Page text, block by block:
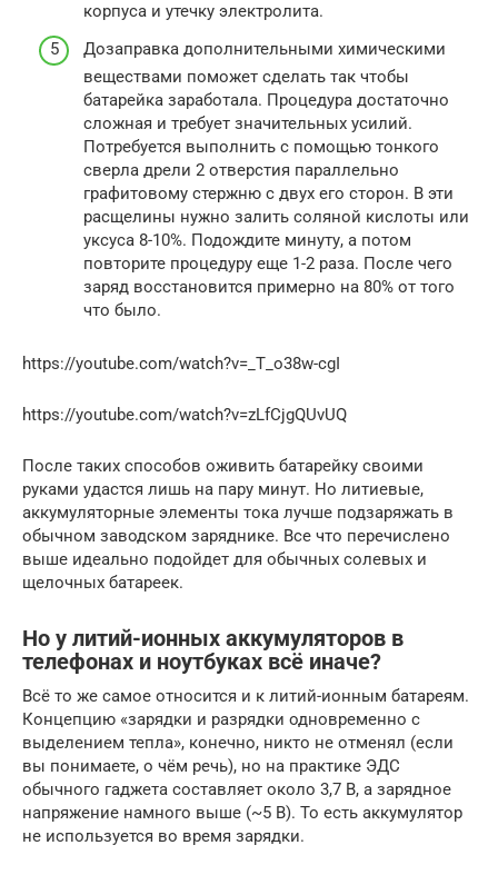
корпуса и утечку электролита.
Дозаправка дополнительными химическими
веществами поможет сделать так чтобы
батарейка заработала. Процедура достаточно
сложная и требует значительных усилий.
Потребуется выполнить с помощью тонкого
сверла дрели 2 отверстия параллельно
графитовому стержню с двух его сторон. В эти
расщелины нужно залить соляной кислоты или
уксуса 8-10%. Подождите минуту, а потом
повторите процедуру еще 1-2 раза. После чего
заряд восстановится примерно на 80% от того
что было.
https://youtube.com/watch?v=_T_o38w-cgI
https://youtube.com/watch?v=zLfCjgQUvUQ
После таких способов оживить батарейку своими
руками удастся лишь на пару минут. Но литиевые,
аккумуляторные элементы тока лучше подзаряжать в
обычном заводском заряднике. Все что перечислено
выше идеально подойдет для обычных солевых и
щелочных батареек.
Но у литий-ионных аккумуляторов в
телефонах и ноутбуках всё иначе?
Всё то же самое относится и к литий-ионным батареям.
Концепцию «зарядки и разрядки одновременно с
выделением тепла», конечно, никто не отменял (если
вы понимаете, о чём речь), но на практике ЭДС
обычного гаджета составляет около 3,7 В, а зарядное
напряжение намного выше (~5 В). То есть аккумулятор
не используется во время зарядки.